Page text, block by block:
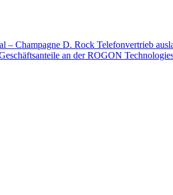
– Champagne D. Rock Telefonvertrieb
an der ROGON